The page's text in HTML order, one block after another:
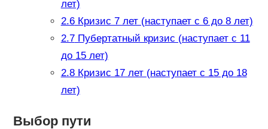
лет)
2.6Кризис 7 лет (наступает с 6 до 8 лет)
2.7Пубертатный кризис (наступает с 11
до 15 лет)
2.8Кризис 17 лет (наступает с 15 до 18
лет)
Выбор пути